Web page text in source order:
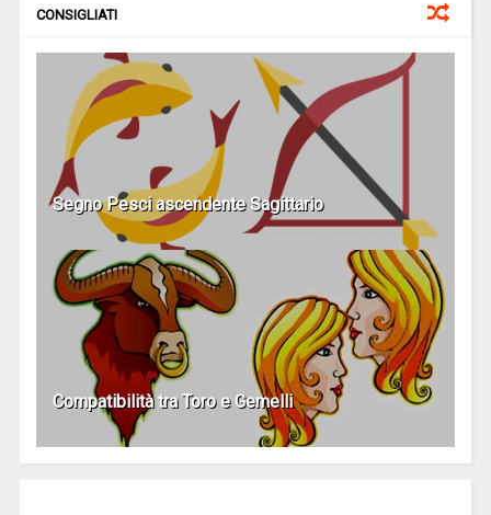
CONSIGLIATI
Segno Pesci ascendente Sagittario
Compatibilità tra Toro e Gemelli